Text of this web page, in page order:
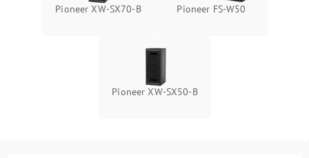
Pioneer XW-SX70-B Pioneer FS-W50
Pioneer XW-SX50-B